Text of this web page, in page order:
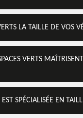
LA TAILLE DE VOS
VERTS
SPÉCIALISÉE EN